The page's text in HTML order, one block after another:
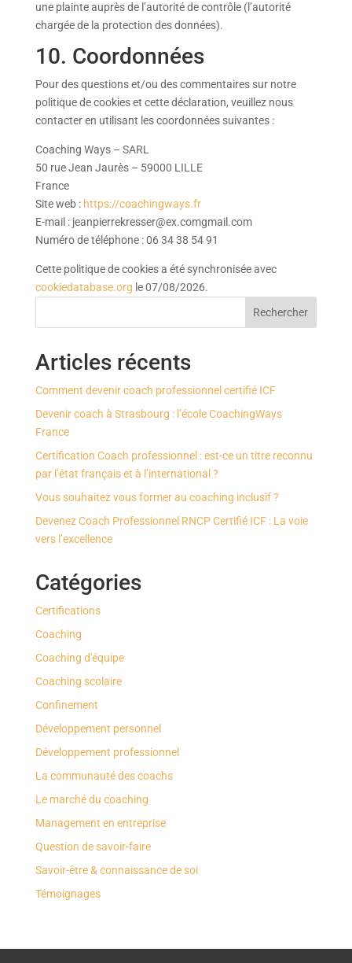
une plainte auprès de l’autorité de contrôle (l’autorité
chargée de la protection des données).
10. Coordonnées
Pour des questions et/ou des commentaires sur notre
politique de cookies et cette déclaration, veuillez nous
contacter en utilisant les coordonnées suivantes :
Coaching Ways – SARL
50 rue Jean Jaurès – 59000 LILLE
France
Site web : https://coachingways.fr
E-mail : jeanpierrekresser@ex.comgmail.com
Numéro de téléphone : 06 34 38 54 91
Cette politique de cookies a été synchronisée avec
cookiedatabase.org le 07/08/2026.
Rechercher
Articles récents
Comment devenir coach professionnel certifié ICF
Devenir coach à Strasbourg : l’école CoachingWays
France
Certification Coach professionnel : est-ce un titre reconnu
par l’état français et à l’international ?
Vous souhaitez vous former au coaching inclusif ?
Devenez Coach Professionnel RNCP Certifié ICF : La voie
vers l’excellence
Catégories
Certifications
Coaching
Coaching d'équipe
Coaching scolaire
Confinement
Développement personnel
Développement professionnel
La communauté des coachs
Le marché du coaching
Management en entreprise
Question de savoir-faire
Savoir-être & connaissance de soi
Témoignages